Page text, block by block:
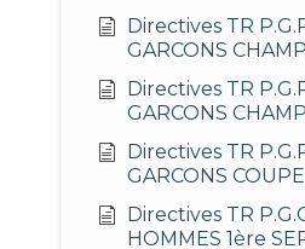
Directives TR
GARCONS
Directives TR
GARCONS
Directives TR
GARCONS COUPE
Directives TR
HOMMES 1ère